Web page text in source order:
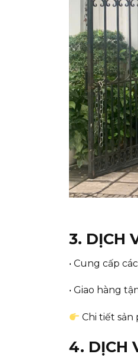
3. DỊCH
• Cung cấp
• Giao hàng
Chi tiết
4. DỊCH